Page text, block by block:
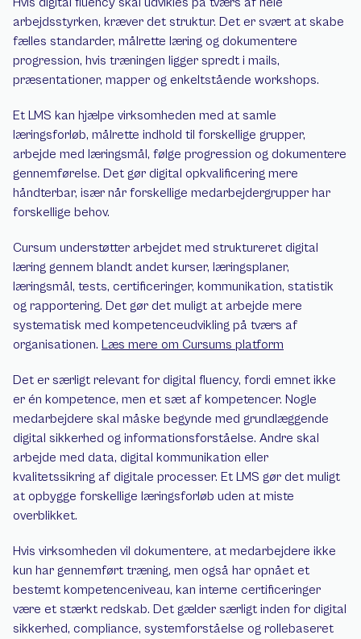
arbejdsstyrken, kræver det struktur. Det er svært at skabe
fælles standarder, målrette læring og dokumentere
progression, hvis træningen ligger spredt i mails,
præsentationer, mapper og enkeltstående workshops.
Et LMS kan hjælpe virksomheden med at samle
læringsforløb, målrette indhold til forskellige grupper,
arbejde med læringsmål, følge progression og dokumentere
gennemførelse. Det gør digital opkvalificering mere
håndterbar, især når forskellige medarbejdergrupper har
forskellige behov.
Cursum understøtter arbejdet med struktureret digital
læring gennem blandt andet kurser, læringsplaner,
læringsmål, tests, certificeringer, kommunikation, statistik
og rapportering. Det gør det muligt at arbejde mere
systematisk med kompetenceudvikling på tværs af
organisationen. Læs mere om Cursums platform
Det er særligt relevant for digital fluency, fordi emnet ikke
er én kompetence, men et sæt af kompetencer. Nogle
medarbejdere skal måske begynde med grundlæggende
digital sikkerhed og informationsforståelse. Andre skal
arbejde med data, digital kommunikation eller
kvalitetssikring af digitale processer. Et LMS gør det muligt
at opbygge forskellige læringsforløb uden at miste
overblikket.
Hvis virksomheden vil dokumentere, at medarbejdere ikke
kun har gennemført træning, men også har opnået et
bestemt kompetenceniveau, kan interne certificeringer
være et stærkt redskab. Det gælder særligt inden for digital
sikkerhed, compliance, systemforståelse og rollebaseret